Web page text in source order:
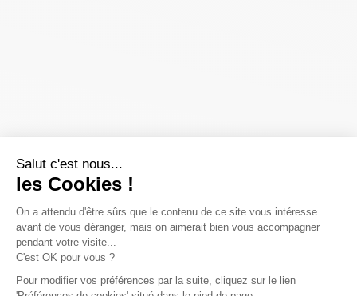
Salut c'est nous...
les Cookies !
On a attendu d'être sûrs que le contenu de ce site vous intéresse
avant de vous déranger, mais on aimerait bien vous accompagner
pendant votre visite...
C'est OK pour vous ?
Pour modifier vos préférences par la suite, cliquez sur le lien